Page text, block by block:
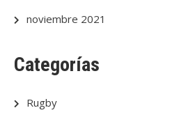
noviembre 2021
Categorías
Rugby